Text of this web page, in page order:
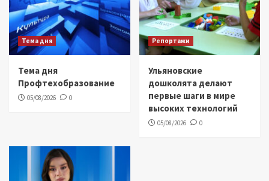
Тема дня
Тема дня
Профтехобразование
05/08/2026 0
Репортажи
Ульяновские
дошколята делают
первые шаги в мире
высоких технологий
05/08/2026 0